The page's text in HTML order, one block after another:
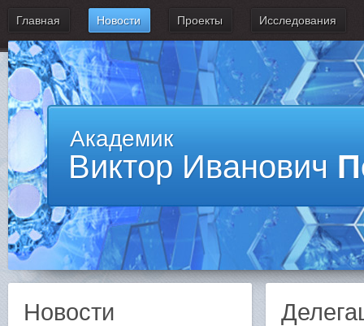
Главная Новости Проекты Исследования
Академик
Виктор Иванович
Новости